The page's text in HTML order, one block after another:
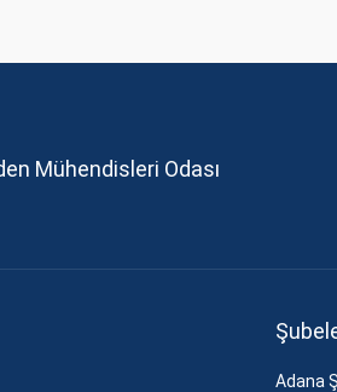
Mühendisleri Odası
Adana